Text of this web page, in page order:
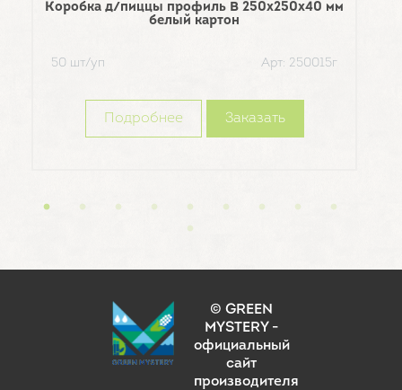
Коробка д/пиццы профиль B 250х250х40 мм
белый картон
50 шт/уп Арт: 250015г
Подробнее Заказать
© GREEN
MYSTERY -
официальный
сайт
производителя